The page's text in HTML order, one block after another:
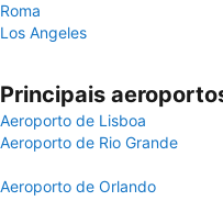
Roma
Los Angeles
Principais
Aeroporto de Lisboa
Aeroporto de Rio Grande
Aeroporto de Orlando